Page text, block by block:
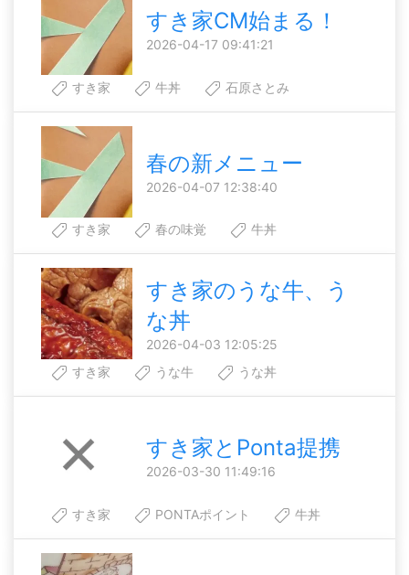
すき家CM始まる！
2026-04-17 09:41:21
すき家 牛丼 石原さとみ
春の新メニュー
2026-04-07 12:38:40
すき家 春の味覚 牛丼
すき家のうな牛、う
な丼
2026-04-03 12:05:25
すき家
うな牛 うな丼
すき家とPonta提携
2026-03-30 11:49:16
すき家 PONTAポイント 牛丼